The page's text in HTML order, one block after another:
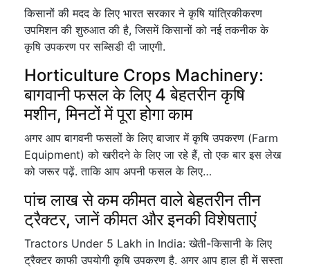
किसानों की मदद के लिए भारत सरकार ने कृषि यांत्रिकीकरण
उपमिशन की शुरुआत की है, जिसमें किसानों को नई तकनीक के
कृषि उपकरण पर सब्सिडी दी जाएगी.
Horticulture Crops Machinery:
बागवानी फसल के लिए 4 बेहतरीन कृषि
मशीन, मिनटों में पूरा होगा काम
अगर आप बागवनी फसलों के लिए बाजार में कृषि उपकरण (Farm
Equipment) को खरीदने के लिए जा रहे हैं, तो एक बार इस लेख
को जरूर पढ़ें. ताकि आप अपनी फसल के लिए…
पांच लाख से कम कीमत वाले बेहतरीन तीन
ट्रैक्टर, जानें कीमत और इनकी विशेषताएं
Tractors Under 5 Lakh in India: खेती-किसानी के लिए
ट्रैक्टर काफी उपयोगी कृषि उपकरण है. अगर आप हाल ही में सस्ता